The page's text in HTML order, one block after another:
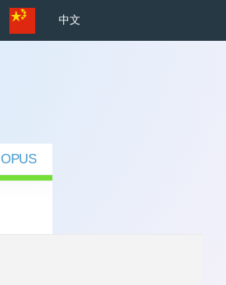
中文
OPUS